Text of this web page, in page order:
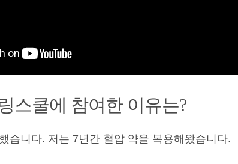
스쿨에 참여한 이유는?
습니다. 저는 7년간 혈압 약을 복용해왔습니다.